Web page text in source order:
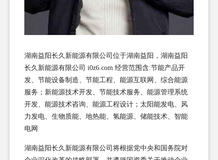
湖南益阳长久新能源有限公司位于湖南益阳，湖南益阳
长久新能源有限公司 i0z6.com 经营范围含:节能产品开
发、节能设备制造、节能工程、能源互联网、综合能源
服务；新能源技术开发、节能技术服务、能源管理系统
开发、能源技术咨询、能源工程设计；太阳能发电、风
力发电、生物质能、地热能、氢能源、储能技术、智能
电网
湖南益阳长久新能源有限公司将根据党中央和国务院对